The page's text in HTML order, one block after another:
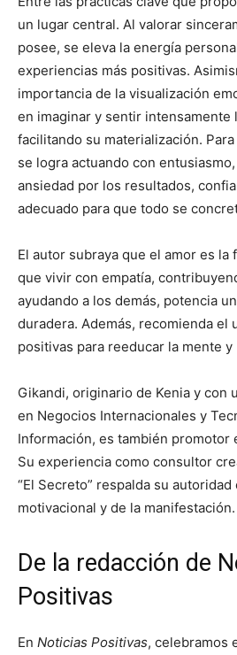
un lugar central. Al valorar
posee, se eleva la energía
experiencias más positivas.
importancia de la visualización
en imaginar y sentir intensamente
facilitando su materialización.
se logra actuando con
ansiedad por los resultados,
adecuado para que todo se
El autor subraya que el amor es la
que vivir con empatía,
ayudando a los demás, potencia
duradera. Además, recomienda el
positivas para reeducar la mente y
Gikandi, originario de Kenia y con
en Negocios Internacionales y
Información, es también promotor
Su experiencia como consultor
“El Secreto” respalda su autoridad
motivacional y de la manifestación.
De la redacción de
Positivas
En Noticias Positivas, celebramos